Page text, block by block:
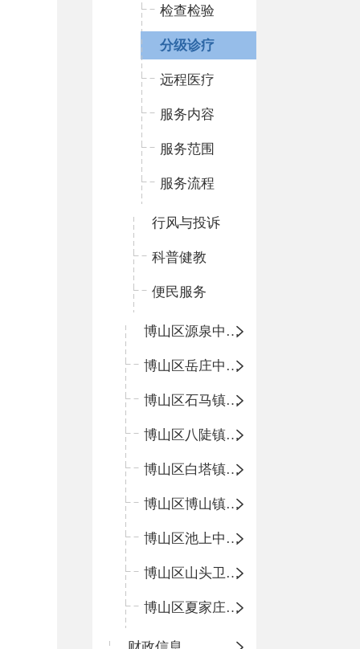
检查检验
分级诊疗
远程医疗
服务内容
服务范围
服务流程
行风与投诉
科普健教
便民服务
博山区源泉中心卫生院（博山区第二人民医院）
博山区岳庄中心卫生院
博山区石马镇卫生院
博山区八陡镇卫生院
博山区白塔镇卫生院
博山区博山镇中心卫生院（南院区、北院区）
博山区池上中心卫生院
博山区山头卫生院
博山区夏家庄卫生院